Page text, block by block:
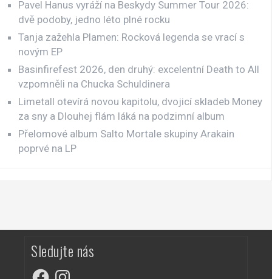
Pavel Hanus vyráží na Beskydy Summer Tour 2026:
dvě podoby, jedno léto plné rocku
Tanja zažehla Plamen: Rocková legenda se vrací s
novým EP
Basinfirefest 2026, den druhý: excelentní Death to All
vzpomněli na Chucka Schuldinera
Limetall otevírá novou kapitolu, dvojicí skladeb Money
za sny a Dlouhej flám láká na podzimní album
Přelomové album Salto Mortale skupiny Arakain
poprvé na LP
Sledujte nás
FacebookInstagram